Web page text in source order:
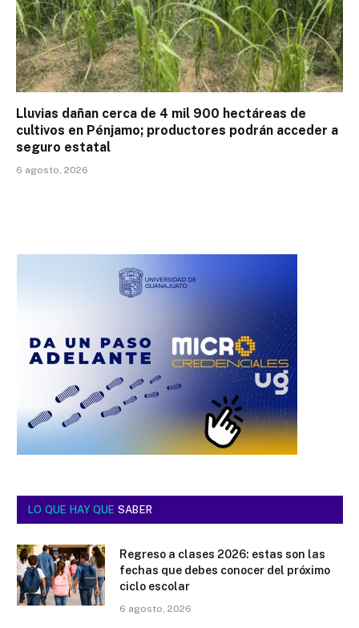
Lluvias dañan cerca de 4 mil 900 hectáreas de
cultivos en Pénjamo; productores podrán acceder a
seguro estatal
6 agosto, 2026
LO QUE HAY QUE SABER
Regreso a clases 2026: estas son las
fechas que debes conocer del próximo
ciclo escolar
6 agosto, 2026